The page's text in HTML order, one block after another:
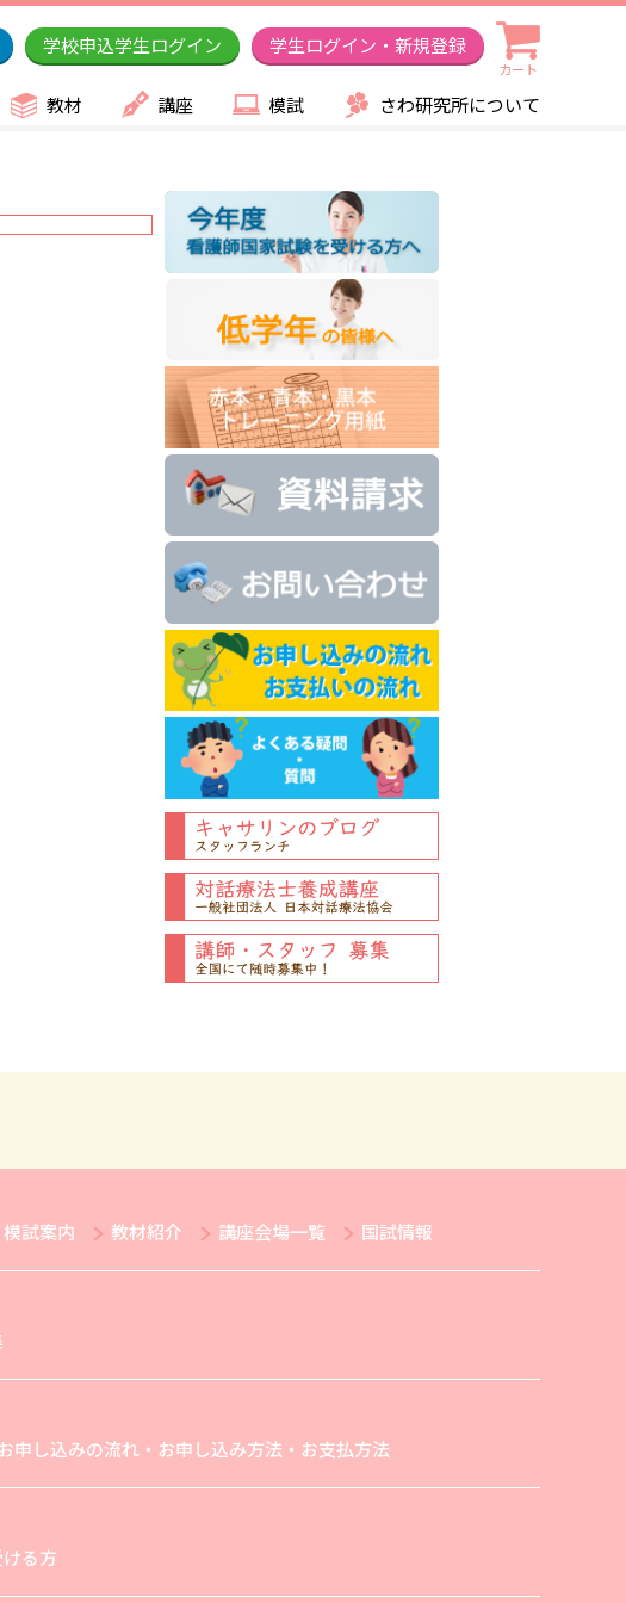
学校申込学生ログイン 学生ログイン・新規登録
カート
教材 講座 模試 さわ研究所について
模試案内 教材紹介 講座会場一覧 国試情報
お申し込みの流れ・お申し込み方法・お支払方法
る方